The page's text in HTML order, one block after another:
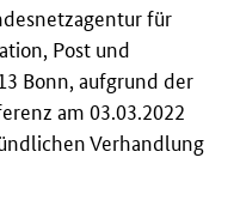
für
Post und
Bonn, aufgrund der
am 03.03.2022
Verhandlung